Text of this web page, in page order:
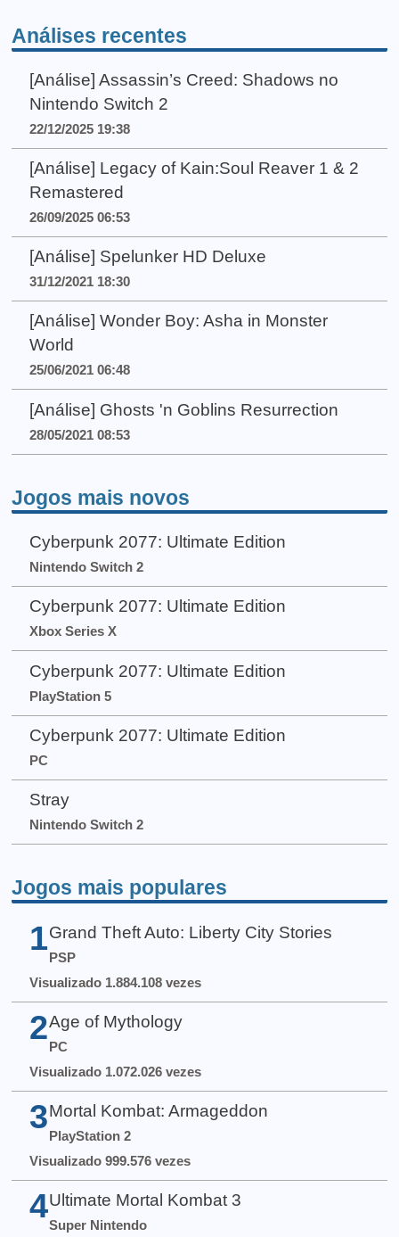
Análises recentes
[Análise] Assassin’s Creed: Shadows no
Nintendo Switch 2
22/12/2025 19:38
[Análise] Legacy of Kain:Soul Reaver 1 & 2
Remastered
26/09/2025 06:53
[Análise] Spelunker HD Deluxe
31/12/2021 18:30
[Análise] Wonder Boy: Asha in Monster
World
25/06/2021 06:48
[Análise] Ghosts 'n Goblins Resurrection
28/05/2021 08:53
Jogos mais novos
Cyberpunk 2077: Ultimate Edition
Nintendo Switch 2
Cyberpunk 2077: Ultimate Edition
Xbox Series X
Cyberpunk 2077: Ultimate Edition
PlayStation 5
Cyberpunk 2077: Ultimate Edition
PC
Stray
Nintendo Switch 2
Jogos mais populares
1 Grand Theft Auto: Liberty City Stories
PSP
Visualizado 1.884.108 vezes
2 Age of Mythology
PC
Visualizado 1.072.026 vezes
3 Mortal Kombat: Armageddon
PlayStation 2
Visualizado 999.576 vezes
4 Ultimate Mortal Kombat 3
Super Nintendo